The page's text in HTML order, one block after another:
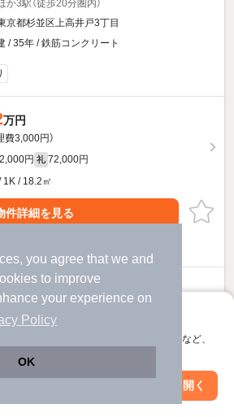
you agree that we and
to improve
your experience on
Policy
OK
えて、サクサクお部屋探し
ぐ使える。マップ検索やお気に入り保存など、
アプリを開く
か3駅（徒歩20分圏内）
京都杉並区上高井戸3丁目
/ 35年 / 鉄筋コンクリート
万円
費3,000円）
円 礼 72,000円
1K / 18.2㎡
件詳細を見る
万円
費4,000円）
64,000円
64,000円
絞り込み条件を変更